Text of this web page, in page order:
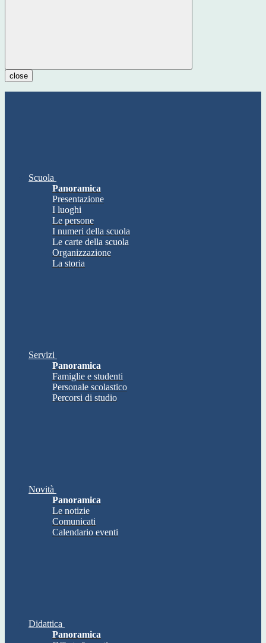
close
Scuola
Panoramica
Presentazione
I luoghi
Le persone
I numeri della scuola
Le carte della scuola
Organizzazione
La storia
Servizi
Panoramica
Famiglie e studenti
Personale scolastico
Percorsi di studio
Novità
Panoramica
Le notizie
Comunicati
Calendario eventi
Didattica
Panoramica